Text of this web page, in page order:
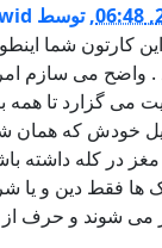
,توسط
کارتون شما
. واضح می سازم
می گزارد تا همه
خودش که
مغز در کله داشته
ها فقط دین و
می شوند و حرف